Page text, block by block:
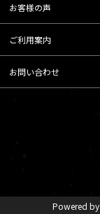
お客様の声
ご利用案内
お問い合わせ
Powered by